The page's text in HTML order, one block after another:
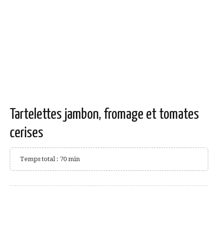
Tartelettes jambon, fromage et tomates
cerises
Temps total : 70 min